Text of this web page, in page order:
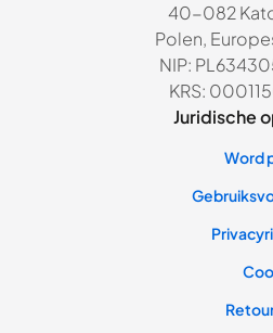
40-082
Polen,
NIP:
KRS:
Juridische
Word